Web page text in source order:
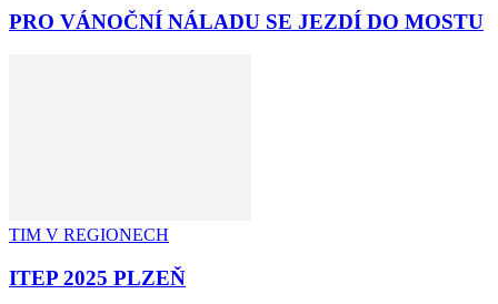
PRO VÁNOČNÍ NÁLADU SE JEZDÍ DO MOSTU
TIM V REGIONECH
ITEP 2025 PLZEŇ